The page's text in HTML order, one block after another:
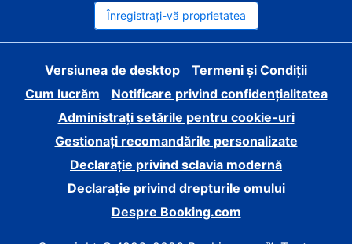
Înregistrați-vă proprietatea
Versiunea de desktop
Termeni și Condiții
Cum lucrăm
Notificare privind confidențialitatea
Administrați setările pentru cookie-uri
Gestionați recomandările personalizate
Declarație privind sclavia modernă
Declarație privind drepturile omului
Despre Booking.com